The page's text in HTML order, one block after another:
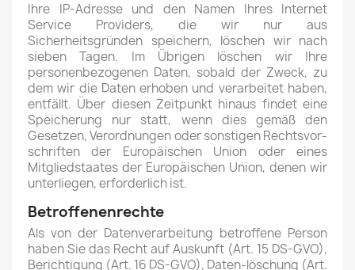
Ihre IP-Adresse und den Namen Ihres Internet
Service Providers, die wir nur aus
Sicherheitsgründen speichern, löschen wir nach
sieben Tagen. Im Übrigen löschen wir Ihre
personenbezogenen Daten, sobald der Zweck, zu
dem wir die Daten erhoben und verarbeitet haben,
entfällt. Über diesen Zeitpunkt hinaus findet eine
Speicherung nur statt, wenn dies gemäß den
Gesetzen, Verordnungen oder sonstigen Rechtsvor-
schriften der Europäischen Union oder eines
Mitgliedstaates der Europäischen Union, denen wir
unterliegen, erforderlich ist.
Betroffenenrechte
Als von der Datenverarbeitung betroffene Person
haben Sie das Recht auf Auskunft (Art. 15 DS-GVO),
Berichtigung (Art. 16 DS-GVO), Daten-löschung (Art.